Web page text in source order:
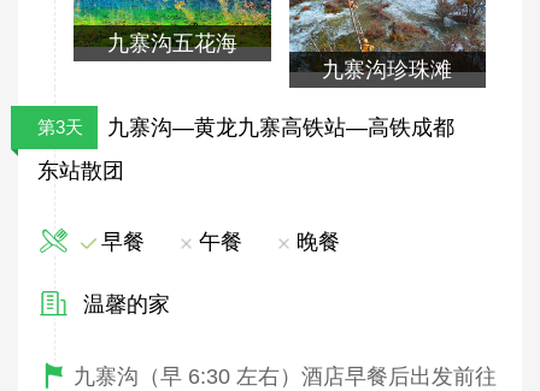
九寨沟五花海
九寨沟珍珠滩
第3天
九寨沟—黄龙九寨高铁站—高铁成都
东站散团
早餐 午餐 晚餐
温馨的家
九寨沟（早 6:30 左右）酒店早餐后出发前往